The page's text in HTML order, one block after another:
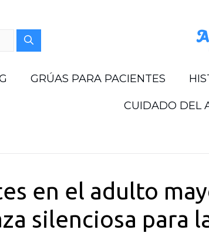
GRÚAS PARA PACIENTES
CUIDADO DEL
en el adulto
silenciosa para